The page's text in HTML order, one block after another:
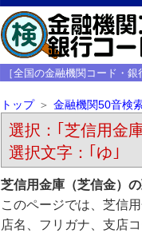
［全国の金融機関コード・
トップ 金融機関50音検
選択：｢芝信用金
選択文字：｢ゆ｣
芝信用金庫（芝信金）
このページでは、芝信
店名、フリガナ、支店